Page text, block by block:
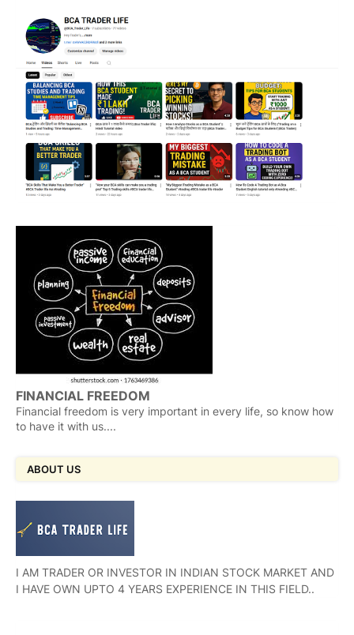
FINANCIAL FREEDOM
Financial freedom is very important in every life, so know how
to have it with us....
ABOUT US
I AM TRADER OR INVESTOR IN INDIAN STOCK MARKET AND
I HAVE OWN UPTO 4 YEARS EXPERIENCE IN THIS FIELD..